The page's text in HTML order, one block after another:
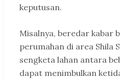
keputusan.
Misalnya, beredar kabar
perumahan di area Shila
sengketa lahan antara
dapat menimbulkan